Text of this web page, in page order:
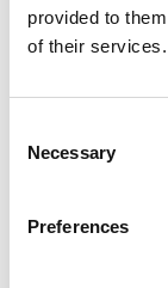
provided to
of their services.
Selection
Necessary
Preferences